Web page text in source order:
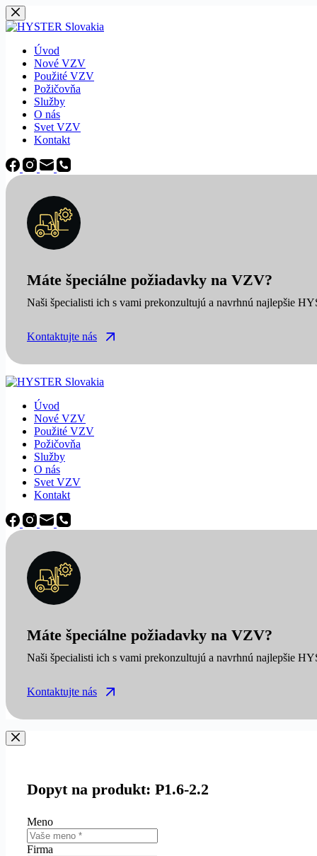
Späť
na
Úvod
Nové VZV
Použité VZV
Požičovňa
Služby
O nás
Svet VZV
Kontakt
Máte špeciálne požiadavky na VZV?
Naši špecialisti ich s vami prekonzultujú a navrhnú najlepšie
Kontaktujte nás
Úvod
Nové VZV
Použité VZV
Požičovňa
Služby
O nás
Svet VZV
Kontakt
Máte špeciálne požiadavky na VZV?
Naši špecialisti ich s vami prekonzultujú a navrhnú najlepšie
Kontaktujte nás
Dopyt na produkt: P1.6-2.2
Meno
Firma